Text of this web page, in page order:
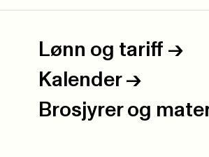
Lønn og tariff ->
Kalender ->
Brosjyrer og